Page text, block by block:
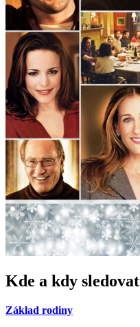
Kde a kdy sledovat
Základ rodiny